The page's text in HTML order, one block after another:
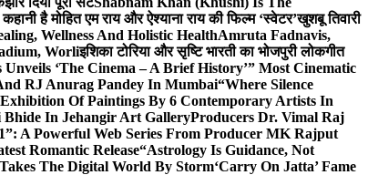
है मोहित एम राय और ऐश्याना राय की फिल्म ‘स्वेटर’खुशबू तिवारी
Wellness And Holistic HealthAmruta Fadnavis,
Worliइशिका टोरिया और सृष्टि भारती का भोजपुरी लोकगीत
‘The Cinema – A Brief History’” Most Cinematic
RJ Anurag Pandey In Mumbai“Where Silence
Of Paintings By 6 Contemporary Artists In
Bhide In Jehangir Art GalleryProducers Dr. Vimal Raj
A Powerful Web Series From Producer MK Rajput
Romantic Release“Astrology Is Guidance, Not
Takes The Digital World By Storm‘Carry On Jatta’ Fame